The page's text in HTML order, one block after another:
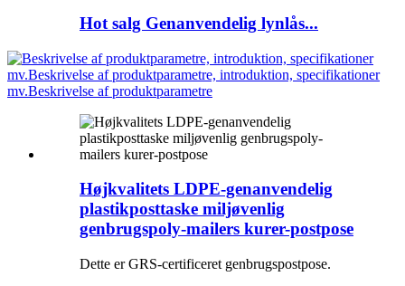
Hot salg Genanvendelig lynlås...
Højkvalitets LDPE-genanvendelig
plastikposttaske miljøvenlig
genbrugspoly-mailers kurer-postpose
Dette er GRS-certificeret genbrugspostpose.